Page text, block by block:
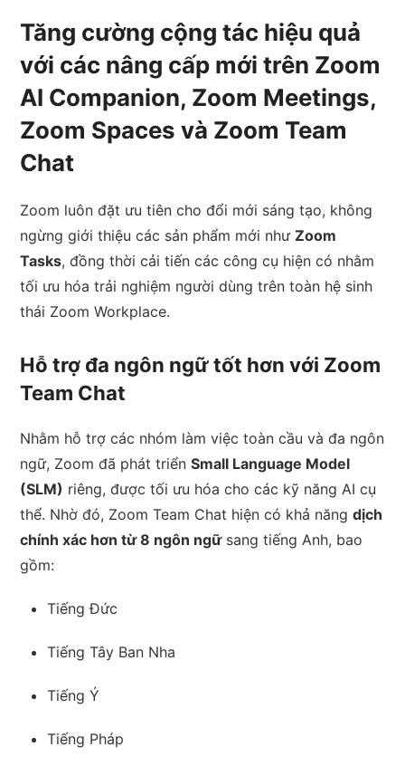
Tăng cường cộng tác hiệu quả
với các nâng cấp mới trên Zoom
AI Companion, Zoom Meetings,
Zoom Spaces và Zoom Team
Chat
Zoom luôn đặt ưu tiên cho đổi mới sáng tạo, không
ngừng giới thiệu các sản phẩm mới nhưZoom
Tasks, đồng thời cải tiến các công cụ hiện có nhằm
tối ưu hóa trải nghiệm người dùng trên toàn hệ sinh
thái Zoom Workplace.
Hỗ trợ đa ngôn ngữ tốt hơn với Zoom
Team Chat
Nhằm hỗ trợ các nhóm làm việc toàn cầu và đa ngôn
ngữ, Zoom đã phát triểnSmall Language Model
(SLM) riêng, được tối ưu hóa cho các kỹ năng AI cụ
thể. Nhờ đó, Zoom Team Chat hiện có khả năngdịch
chính xác hơn từ 8 ngôn ngữsang tiếng Anh, bao
gồm:
Tiếng Đức
Tiếng Tây Ban Nha
Tiếng Ý
Tiếng Pháp